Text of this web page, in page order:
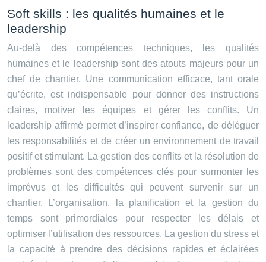
Soft skills : les qualités humaines et le
leadership
Au-delà des compétences techniques, les qualités
humaines et le leadership sont des atouts majeurs pour un
chef de chantier. Une communication efficace, tant orale
qu’écrite, est indispensable pour donner des instructions
claires, motiver les équipes et gérer les conflits. Un
leadership affirmé permet d’inspirer confiance, de déléguer
les responsabilités et de créer un environnement de travail
positif et stimulant. La gestion des conflits et la résolution de
problèmes sont des compétences clés pour surmonter les
imprévus et les difficultés qui peuvent survenir sur un
chantier. L’organisation, la planification et la gestion du
temps sont primordiales pour respecter les délais et
optimiser l’utilisation des ressources. La gestion du stress et
la capacité à prendre des décisions rapides et éclairées